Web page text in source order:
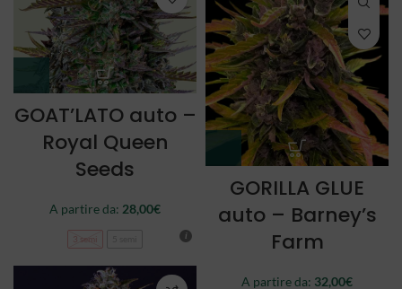
GOAT’LATO auto –
Royal Queen
Seeds
A partire da: 28,00€
3 semi
GORILLA GLUE
auto – Barney’s
Farm
A partire da: 32,00€